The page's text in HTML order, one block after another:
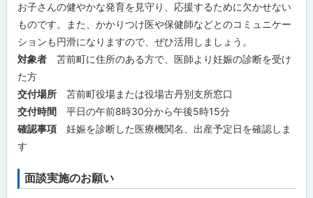
手
帳
の
交
付
に
つ
い
て
問
合
わ
先
・
お子さんの健やかな発育を見守り、応援するために欠かせない
ものです。また、かかりつけ医や保健師などとのコミュニケー
ションも円滑になりますので、ぜひ活用しましょう。
対象者 苫前町に住所のある方で、医師より妊娠の診断を受け
た方
交付場所 苫前町役場または役場古丹別支所窓口
交付時間 平日の午前8時30分から午後5時15分
確認事項 妊娠を診断した医療機関名、出産予定日を確認しま
す
面談実施のお願い